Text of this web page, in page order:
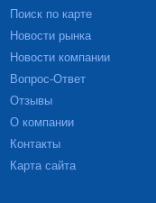
Поиск по карте
Новости рынка
Новости компании
Вопрос-Ответ
Отзывы
О компании
Контакты
Карта сайта